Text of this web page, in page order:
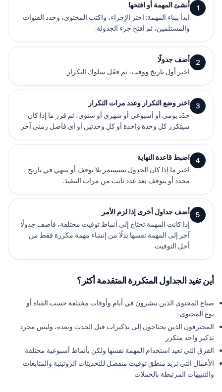
1
أنشئ المهمة أو افتحها
ابدأ ببناء المهمة: اختر الإجراء، واكتب المحتوى، وحدد القنوات
والمستلمين، ثم افتح جزء الجدولة.
2
أضف جدولًا
اختر أول تاريخ ووقت، ثم فعّل سلوك التكرار.
3
اختر وضع التكرار وعدد مرات التكرار
حدّد يومي أو أسبوعي أو شهري أو سنوي، ثم قرر ما إذا كان
سيتكرر كل وحدة واحدة أو كل وحدتين أو أي فاصل زمني آخر.
4
اضبط قاعدة النهاية
اختر ما إذا كان الجدول سيستمر بلا توقف أو ينتهي في تاريخ
محدد أو يتوقف بعد عدد ثابت من مرات التنفيذ.
5
أضف جداول أخرى إذا لزم الأمر
إذا كانت المهمة تحتاج إلى أنماط توقيت مختلفة، فأضف جدولًا
آخر إلى المهمة نفسها بدلًا من إنشاء مهمة مكررة فقط من
أجل التوقيت.
أين تفيد الجداول المتكررة المتقدمة أكثر؟
صناع المحتوى الذين ينشرون في أيام وأوقات مختلفة حسب القناة أو
نوع المحتوى
المحترفون الذين يحتاجون إلى تذكيرات قبل الحدث وبعده، وليس مجرد
تذكير واحد متكرر
الفرق التي تعيد استخدام المهمة نفسها ولكن بأنماط أسبوعية مختلفة
الأعمال التي تريد منطق توقيت منفصل للتحديثات الروتينية والمتابعات
والتنبيهات المرتبطة بالحملات